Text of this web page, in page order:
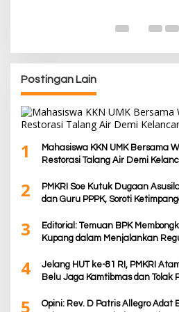
Postingan Lain
1
Mahasiswa KKN UMK Bersama
Restorasi Talang Air Demi
2
PMKRI Soe Kutuk Dugaan
dan Guru PPPK, Soroti
3
Editorial: Temuan BPK
Kupang dalam Menjalankan
4
Jelang HUT ke-81 RI, PMKRI
Belu Jaga Kamtibmas dan Tolak
5
Opini: Rev. D Patris Allegro Adat